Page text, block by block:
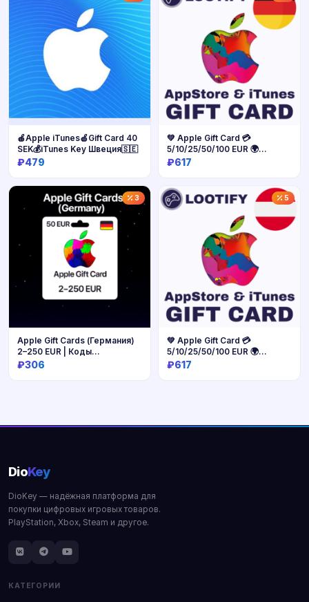
Купить
🍎Apple iTunes🍏Gift Card 40
SEK💰iTunes Key Швеция🇸🇪
₽479
Купить
💚 Apple Gift Card 💳
5/10/25/50/100 EUR 🌍
Германия
₽617
3
Apple Gift Cards (Германия)
2–250 EUR | Коды
пополнения
₽306
5
💚 Apple Gift Card 💳
5/10/25/50/100 EUR 🌍
Австрия
₽617
DioKey
DioKey — надёжная платформа для
покупки цифровых игровых товаров.
PlayStation, Xbox, Steam и другое.
КАТЕГОРИИ